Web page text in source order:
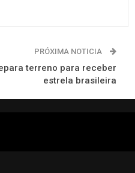
PRÓXIMA NOTICIA
terreno para receber
estrela brasileira